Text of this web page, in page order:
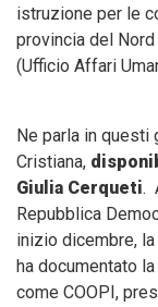
istruzione per le
provincia del
(Ufficio Affari
Ne parla in
Cristiana,
Giulia Cerqueti.
Repubblica
inizio dicembre,
ha documentato la
come COOPI,